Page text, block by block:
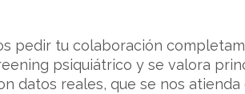
pedir tu colaboración
psiquiátrico y se valora
datos reales, que se nos